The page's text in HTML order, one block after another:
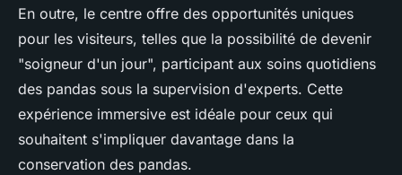
En outre, le centre offre des opportunités uniques
pour les visiteurs, telles que la possibilité de devenir
"soigneur d'un jour", participant aux soins quotidiens
des pandas sous la supervision d'experts. Cette
expérience immersive est idéale pour ceux qui
souhaitent s'impliquer davantage dans la
conservation des pandas.